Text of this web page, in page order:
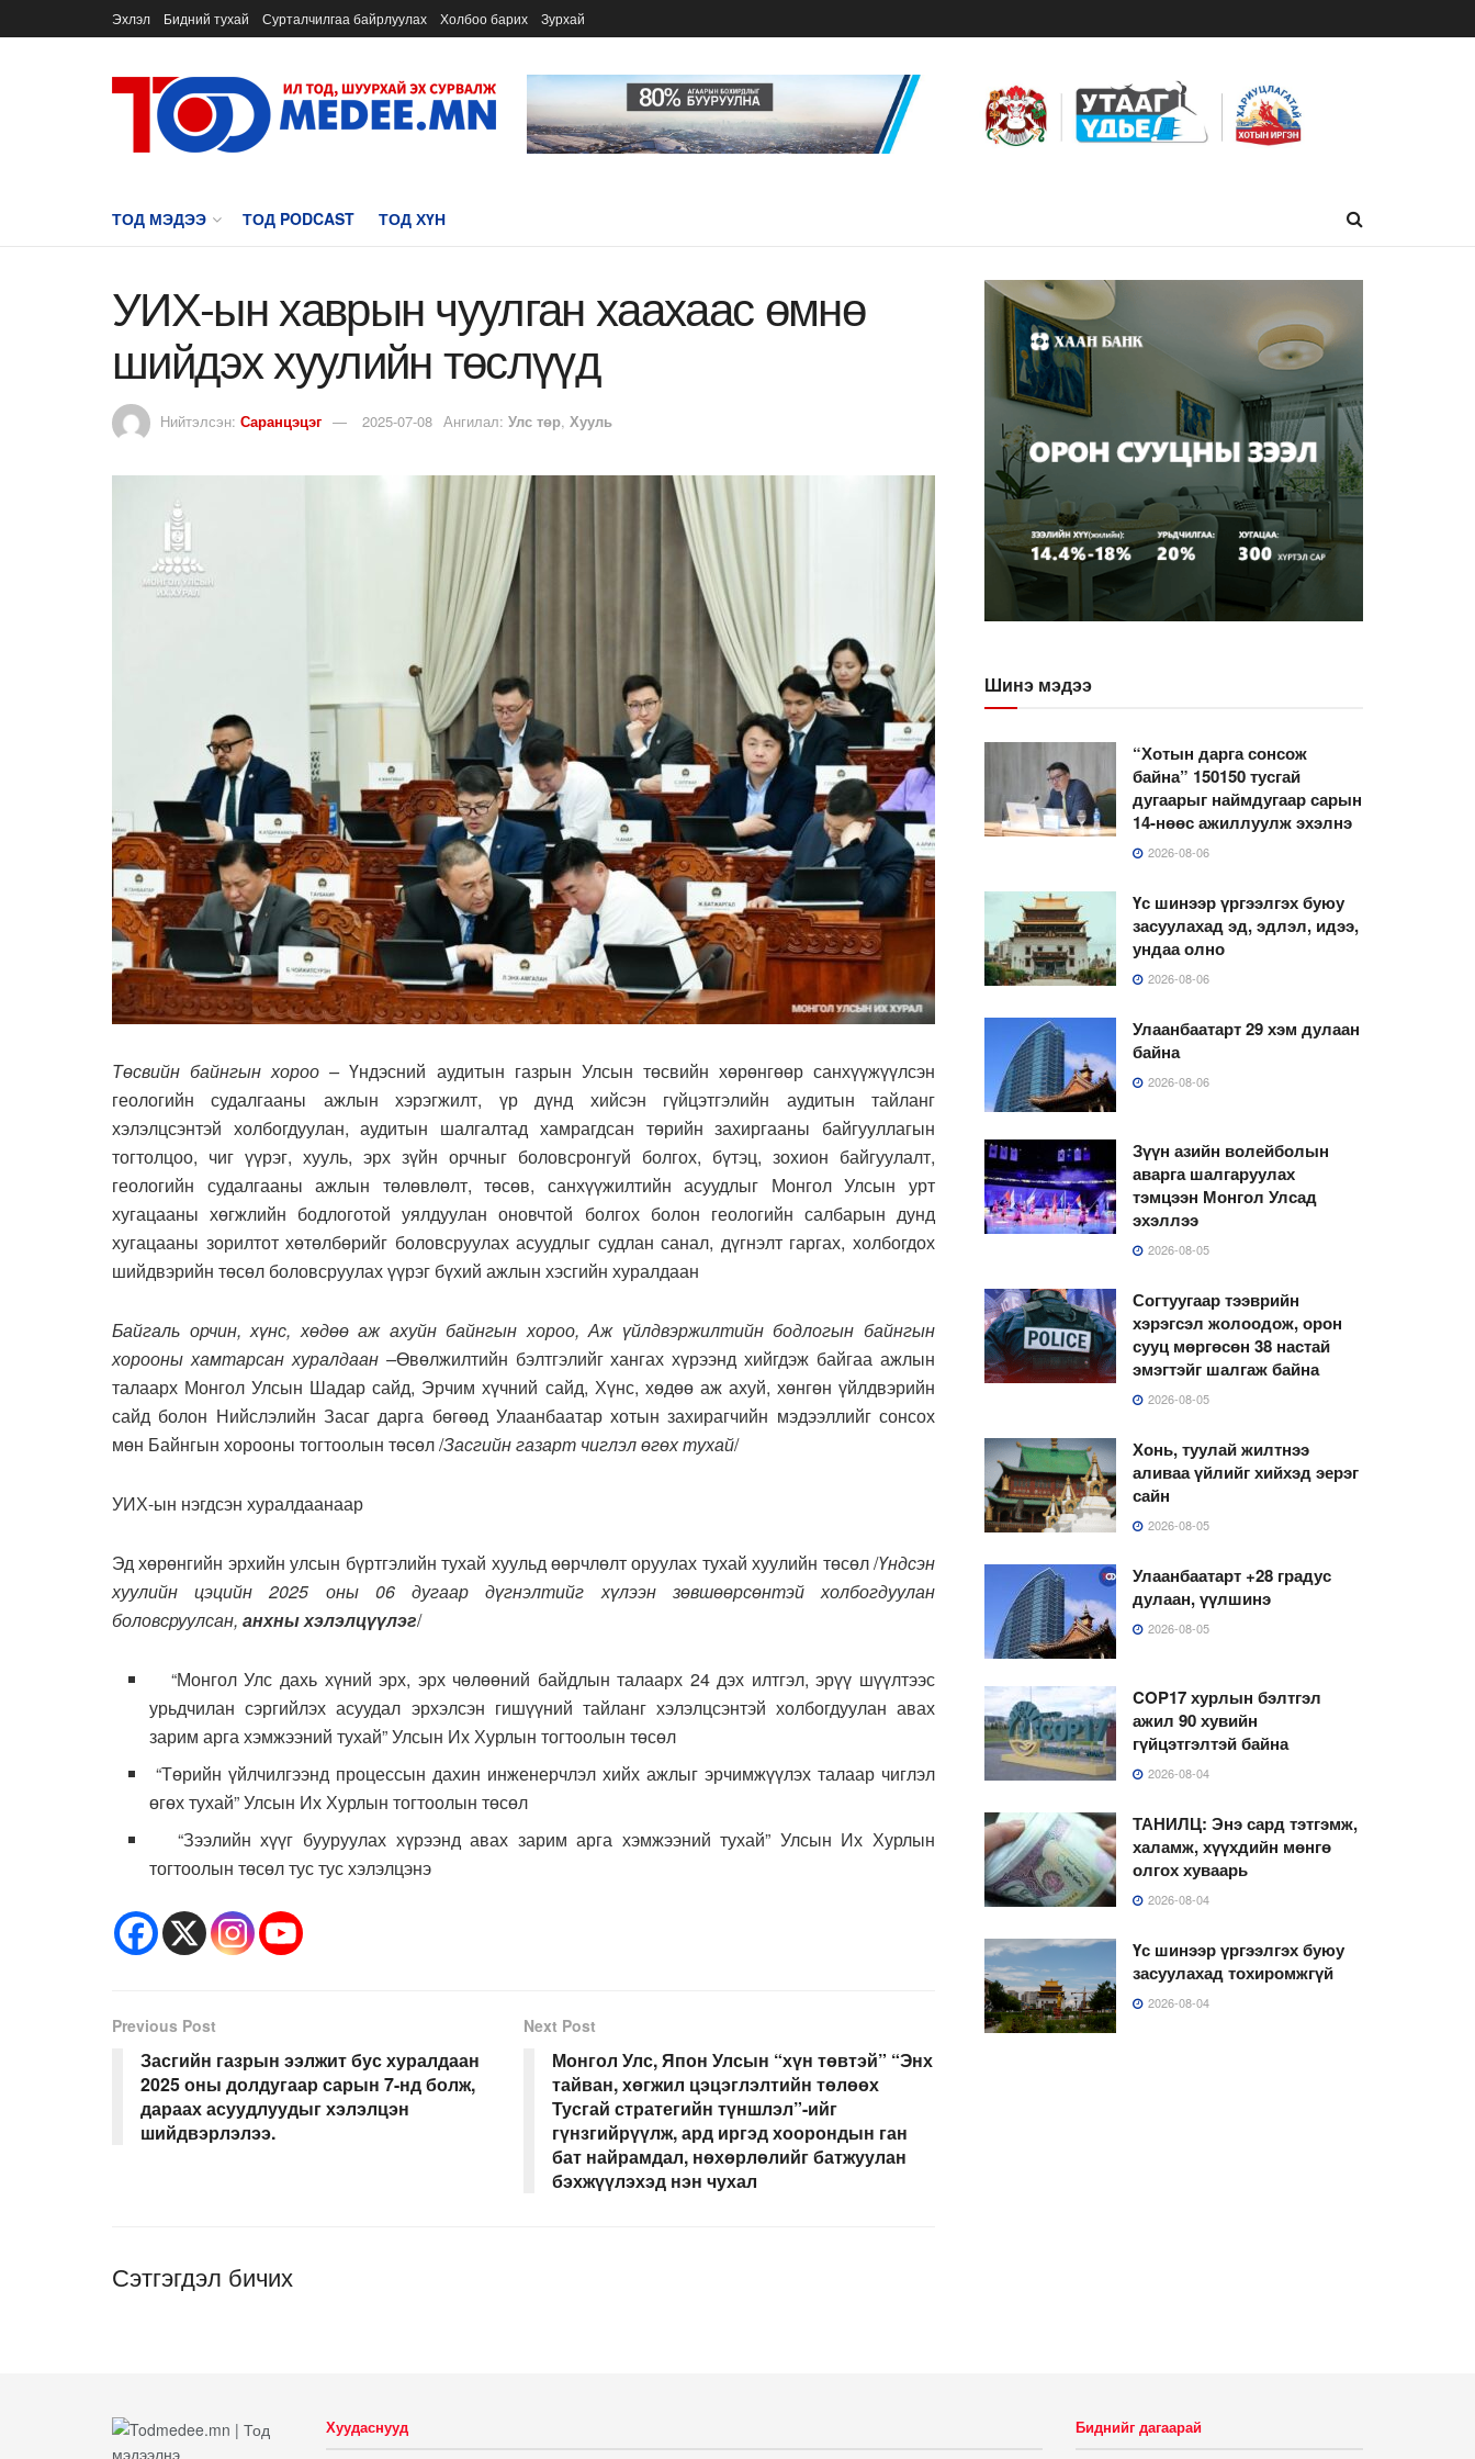
Эхлэл Бидний тухай Сурталчилгаа байрлуулах Холбоо барих Зурхай
ТОД МЭДЭЭ ТОД PODCAST ТОД ХҮН
УИХ-ын хаврын чуулган хаахаас өмнө
шийдэх хуулийн төслүүд
Нийтэлсэн: Саранцэцэг 2025-07-08 Ангилал: Улс төр, Хууль
Төсвийн байнгын хороо –Үндэсний аудитын газрын Улсын төсвийн хөрөнгөөр санхүүжүүлсэн
геологийн судалгааны ажлын хэрэгжилт, үр дүнд хийсэн гүйцэтгэлийн аудитын тайланг
хэлэлцсэнтэй холбогдуулан, аудитын шалгалтад хамрагдсан төрийн захиргааны байгууллагын
тогтолцоо, чиг үүрэг, хууль, эрх зүйн орчныг боловсронгуй болгох, бүтэц, зохион байгуулалт,
геологийн судалгааны ажлын төлөвлөлт, төсөв, санхүүжилтийн асуудлыг Монгол Улсын урт
хугацааны хөгжлийн бодлоготой уялдуулан оновчтой болгох болон геологийн салбарын дунд
хугацааны зорилтот хөтөлбөрийг боловсруулах асуудлыг судлан санал, дүгнэлт гаргах, холбогдох
шийдвэрийн төсөл боловсруулах үүрэг бүхий ажлын хэсгийн хуралдаан
Байгаль орчин, хүнс, хөдөө аж ахуйн байнгын хороо, Аж үйлдвэржилтийн бодлогын байнгын
хорооны хамтарсан хуралдаан –Өвөлжилтийн бэлтгэлийг хангах хүрээнд хийгдэж байгаа ажлын
талаарх Монгол Улсын Шадар сайд, Эрчим хүчний сайд, Хүнс, хөдөө аж ахуй, хөнгөн үйлдвэрийн
сайд болон Нийслэлийн Засаг дарга бөгөөд Улаанбаатар хотын захирагчийн мэдээллийг сонсох
мөн Байнгын хорооны тогтоолын төсөл /Засгийн газарт чиглэл өгөх тухай/
УИХ-ын нэгдсэн хуралдаанаар
Эд хөрөнгийн эрхийн улсын бүртгэлийн тухай хуульд өөрчлөлт оруулах тухай хуулийн төсөл /Үндсэн
хуулийн цэцийн 2025 оны 06 дугаар дүгнэлтийг хүлээн зөвшөөрсөнтэй холбогдуулан
боловсруулсан, анхны хэлэлцүүлэг/
“Монгол Улс дахь хүний эрх, эрх чөлөөний байдлын талаарх 24 дэх илтгэл, эрүү шүүлтээс
урьдчилан сэргийлэх асуудал эрхэлсэн гишүүний тайланг хэлэлцсэнтэй холбогдуулан авах
зарим арга хэмжээний тухай” Улсын Их Хурлын тогтоолын төсөл
“Төрийн үйлчилгээнд процессын дахин инженерчлэл хийх ажлыг эрчимжүүлэх талаар чиглэл
өгөх тухай” Улсын Их Хурлын тогтоолын төсөл
“Зээлийн хүүг бууруулах хүрээнд авах зарим арга хэмжээний тухай” Улсын Их Хурлын
тогтоолын төсөл тус тус хэлэлцэнэ
Previous Post
Засгийн газрын ээлжит бус хуралдаан
2025 оны долдугаар сарын 7-нд болж,
дараах асуудлуудыг хэлэлцэн
шийдвэрлэлээ.
Next Post
Монгол Улс, Япон Улсын “хүн төвтэй” “Энх
тайван, хөгжил цэцэглэлтийн төлөөх
Тусгай стратегийн түншлэл”-ийг
гүнзгийрүүлж, ард иргэд хоорондын ган
бат найрамдал, нөхөрлөлийг батжуулан
бэхжүүлэхэд нэн чухал
Сэтгэгдэл бичих
Шинэ мэдээ
“Хотын дарга сонсож
байна” 150150 тусгай
дугаарыг наймдугаар сарын
14-нөөс ажиллуулж эхэлнэ
2026-08-06
Үс шинээр үргээлгэх буюу
засуулахад эд, эдлэл, идээ,
ундаа олно
2026-08-06
Улаанбаатарт 29 хэм дулаан
байна
2026-08-06
Зүүн азийн волейболын
аварга шалгаруулах
тэмцээн Монгол Улсад
эхэллээ
2026-08-05
Согтуугаар тээврийн
хэрэгсэл жолоодож, орон
сууц мөргөсөн 38 настай
эмэгтэйг шалгаж байна
2026-08-05
Хонь, туулай жилтнээ
аливаа үйлийг хийхэд эерэг
сайн
2026-08-05
Улаанбаатарт +28 градус
дулаан, үүлшинэ
2026-08-05
COP17 хурлын бэлтгэл
ажил 90 хувийн
гүйцэтгэлтэй байна
2026-08-04
ТАНИЛЦ: Энэ сард тэтгэмж,
халамж, хүүхдийн мөнгө
олгох хуваарь
2026-08-04
Үс шинээр үргээлгэх буюу
засуулахад тохиромжгүй
2026-08-04
Хуудаснууд Биднийг дагаарай